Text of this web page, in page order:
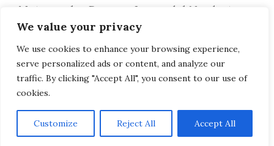
We value your privacy
We use cookies to enhance your browsing experience,
serve personalized ads or content, and analyze our
traffic. By clicking "Accept All", you consent to our use of
cookies.
Customize Reject All Accept All
Moto por las Dunas y Lagos del Nordeste
Brasileño
Brasil en Moto: Atravesando la Ruta del
Oro y los Diamantes en el Interior de Brasil
AVISO LEGAL, POLITICA DE PRIVACIDAD, COOKIES